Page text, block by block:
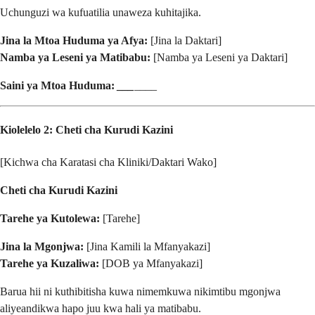
Uchunguzi wa kufuatilia unaweza kuhitajika.
Jina la Mtoa Huduma ya Afya: [Jina la Daktari]
Namba ya Leseni ya Matibabu: [Namba ya Leseni ya Daktari]
Saini ya Mtoa Huduma:
Kiolelelo 2: Cheti cha Kurudi Kazini
[Kichwa cha Karatasi cha Kliniki/Daktari Wako]
Cheti cha Kurudi Kazini
Tarehe ya Kutolewa: [Tarehe]
Jina la Mgonjwa: [Jina Kamili la Mfanyakazi]
Tarehe ya Kuzaliwa: [DOB ya Mfanyakazi]
Barua hii ni kuthibitisha kuwa nimemkuwa nikimtibu mgonjwa
aliyeandikwa hapo juu kwa hali ya matibabu.